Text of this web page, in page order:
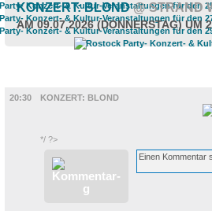
KONZERT: BLOND@ STRAND
AM 09.07.2026 (DONNERSTAG) UM
20:30
KONZERT: BLOND
*/ ?>